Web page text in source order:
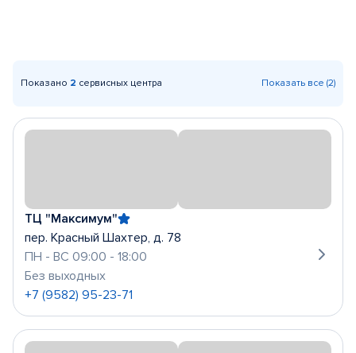
Показано 2 сервисных центра Показать все (2)
ТЦ "Максимум"
пер. Красный Шахтер, д. 78
ПН - ВС 09:00 - 18:00
Без выходных
+7 (9582) 95-23-71